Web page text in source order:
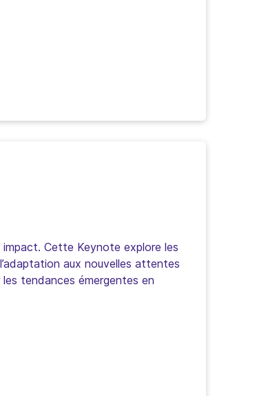
impact. Cette Keynote explore les
aux nouvelles attentes
tendances émergentes en